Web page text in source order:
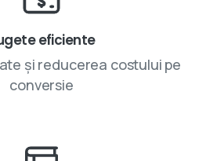
eficiente
și reducerea costului pe
conversie